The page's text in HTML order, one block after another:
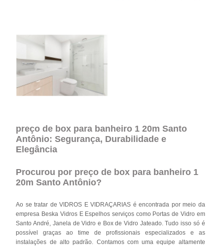
preço de box para banheiro 1 20m Santo
Antônio: Segurança, Durabilidade e
Elegância
Procurou por preço de box para banheiro 1
20m Santo Antônio?
Ao se tratar de VIDROS E VIDRAÇARIAS é encontrada por meio da
empresa Beska Vidros E Espelhos serviços como Portas de Vidro em
Santo André, Janela de Vidro e Box de Vidro Jateado. Tudo isso só é
possível graças ao time de profissionais especializados e as
instalações de alto padrão. Contamos com uma equipe altamente